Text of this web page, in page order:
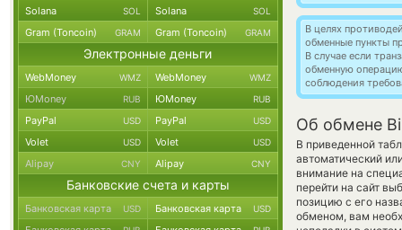
В целях
обменные пункты
В случае если
обменную
соблюдения
Об обмене
В приведенной
автоматический
внимание на
перейти на сайт
позицию с его
обменом, вам
Solana SOL Solana SOL
Gram (Toncoin) GRAM Gram (Toncoin) GRAM
Электронные деньги
WebMoney WMZ WebMoney WMZ
ЮMoney RUB ЮMoney RUB
PayPal USD PayPal USD
Volet USD Volet USD
Alipay CNY Alipay CNY
Банковские счета и карты
Банковская карта USD Банковская карта USD